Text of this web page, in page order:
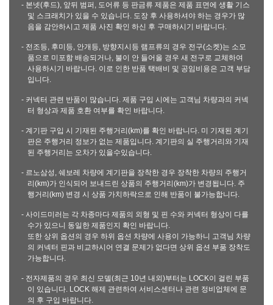
- 본넷(후드), 앞뒤 범퍼, 도어류 등 판금류 제품은 제품 표면에 생활 기스
및 스크래치가 있을 수 있습니다. 도장 후 사용하셔야 하는 경우가 많
음을 감안하시고 제품 사진 확인 하신 후 구매하시기 바랍니다.
- 전조등, 후미등, 안개등, 방향지시등 램프류의 경우 전구(소켓)는 소모
품으로 미포함 배송되거나, 불이 안 들어올 경우 새 전구로 교체하여
사용하시기 바랍니다. 이로 인한 반품 택배비 및 공임비용은 고객 부담
입니다.
- 커넥터 관련 반품이 많습니다. 제품 구입 시에는 고객님 차량과의 커넥
터 형상과 제품 호환 여부를 확인 바랍니다.
- 계기판 구입 시 기재된 주행거리(km)를 확인 바랍니다. 미 기재된 계기
판은 주행거리 정보가 없는 제품입니다. 계기판의 실 주행거리와 기재
된 주행거리는 오차가 있을수있습니다.
- 르노삼성, 쉐보레 차량에 계기판을 장착한 경우 장착한 차량의 주행거
리(km)가 인식되어 보내드린 상품의 주행거리(km)가 변경됩니다. 주
행거리(km) 변경 시 상품 가치하락으로 인해 반품이 불가능합니다.
- 사이드미러는 각 차종마다 제품의 외형 및 핀 수와 커넥터 형상이 다를
수가 있으니 동일한 제품인지 확인 바랍니다.
또한 상위 옵션의 경우 하위 옵션 차량에 사용이 가능하니 고객님 차량
의 커넥터 핀과 비교하시어 연결 문제가 없다면 상위 옵션 부품 장착도
가능합니다.
- 전자제품의 경우 최신 모델(최근 10년 내외)부터는 LOCK이 걸린 부품
이 있습니다. LOCK 해제 관련하여 서비스센터나 관련 정비업체에 문
의 후 구입 바랍니다.